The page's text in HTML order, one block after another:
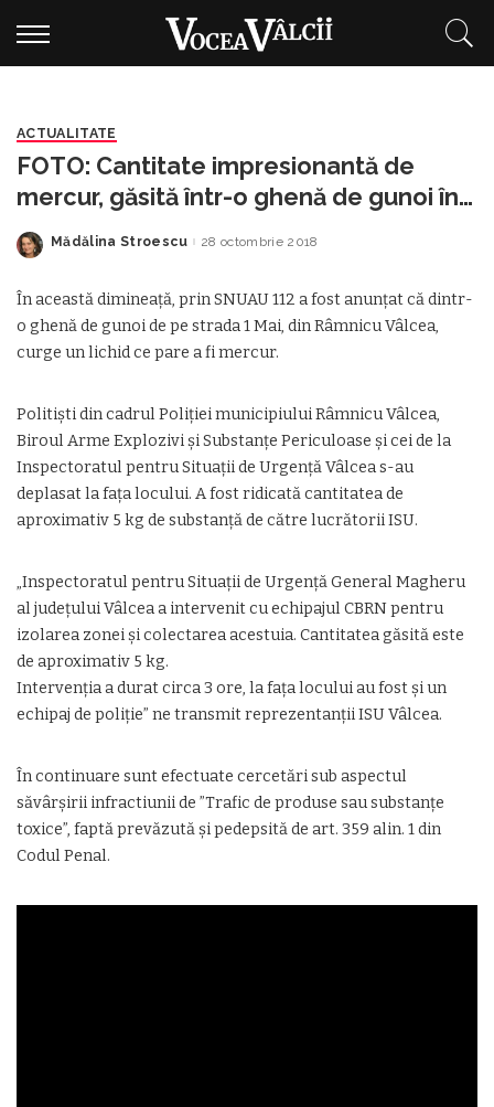
ACTUALITATE
FOTO: Cantitate impresionantă de
mercur, găsită într-o ghenă de gunoi în
zona 1 Mai din Râmnicu Vâlcea
Posted
Mădălina Stroescu 28 octombrie 2018
În această dimineață, prin SNUAU 112 a fost anunțat că dintr-
o ghenă de gunoi de pe strada 1 Mai, din Râmnicu Vâlcea,
curge un lichid ce pare a fi mercur.
Politiști din cadrul Poliției municipiului Râmnicu Vâlcea,
Biroul Arme Explozivi și Substanțe Periculoase și cei de la
Inspectoratul pentru Situații de Urgență Vâlcea s-au
deplasat la fața locului. A fost ridicată cantitatea de
aproximativ 5 kg de substanță de către lucrătorii ISU.
„Inspectoratul pentru Situații de Urgență General Magheru
al județului Vâlcea a intervenit cu echipajul CBRN pentru
izolarea zonei și colectarea acestuia. Cantitatea găsită este
de aproximativ 5 kg.
Intervenția a durat circa 3 ore, la fața locului au fost și un
echipaj de poliție” ne transmit reprezentanții ISU Vâlcea.
În continuare sunt efectuate cercetări sub aspectul
săvârșirii infractiunii de ”Trafic de produse sau substanțe
toxice”, faptă prevăzută și pedepsită de art. 359 alin. 1 din
Codul Penal.